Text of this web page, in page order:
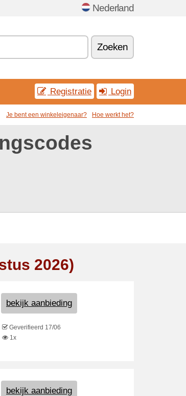
Nederland
Zoeken
Registratie Login
Je bent een winkeleigenaar? Hoe werkt het?
2026)
bekijk aanbieding
Geverifieerd 17/06
1x
bekijk aanbieding